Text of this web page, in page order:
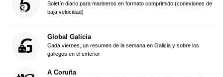
Boletín diario para marineros en formato comprimido (conexiones de
baja velocidad)
Global Galicia
Cada viernes, un resumen de la semana en Galicia y sobre los
gallegos en el exterior
A Coruña